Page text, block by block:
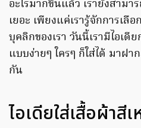
อะไรมากขึ้นแล้ว เรายังสามา
เยอะ เพียงแค่เรารู้จักการเลื
บุคลิกของเรา วันนี้เรามีไอเดี
แบบง่ายๆ ใครๆ ก็ใส่ได้ มาฝ
กัน
ไอเดียใส่เสื้อผ้าสี